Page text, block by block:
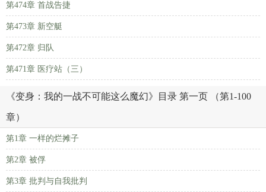
第474章 首战告捷
第473章 新空艇
第472章 归队
第471章 医疗站（三）
《变身：我的一战不可能这么魔幻》目录 第一页 （第1-100
章）
第1章 一样的烂摊子
第2章 被俘
第3章 批判与自我批判